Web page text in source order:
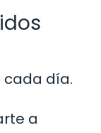
cada día.
a